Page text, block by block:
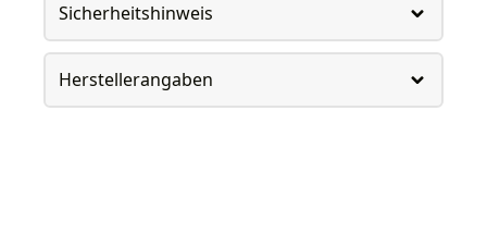
Sicherheitshinweis
Herstellerangaben